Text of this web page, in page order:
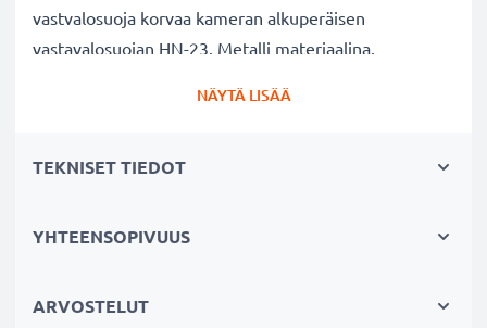
vastvalosuoja korvaa kameran alkuperäisen
vastavalosuojan HN-23. Metalli materiaalina.
Vastavalosuoja HN-23 pyöreä suodinkierteeseen
✔ 100% yhteensopiva Nikon kameraan
✔ Sopii objektiiveihin: zoomobjektiivi, teleobjektiivi,
NÄYTÄ LISÄÄ
TEKNISET TIEDOT
YHTEENSOPIVUUS
ARVOSTELUT